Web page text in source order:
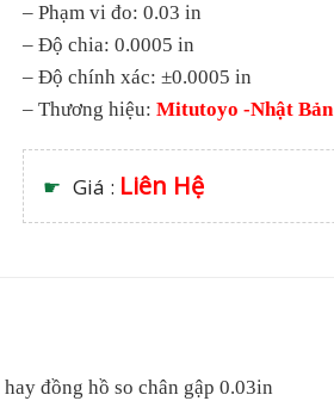
– Phạm vi đo: 0.03 in
– Độ chia: 0.0005 in
– Độ chính xác: ±0.0005 in
– Thương hiệu: Mitutoyo -Nhật Bản
☛ Giá : Liên Hệ
hay đồng hồ so chân gập 0.03in